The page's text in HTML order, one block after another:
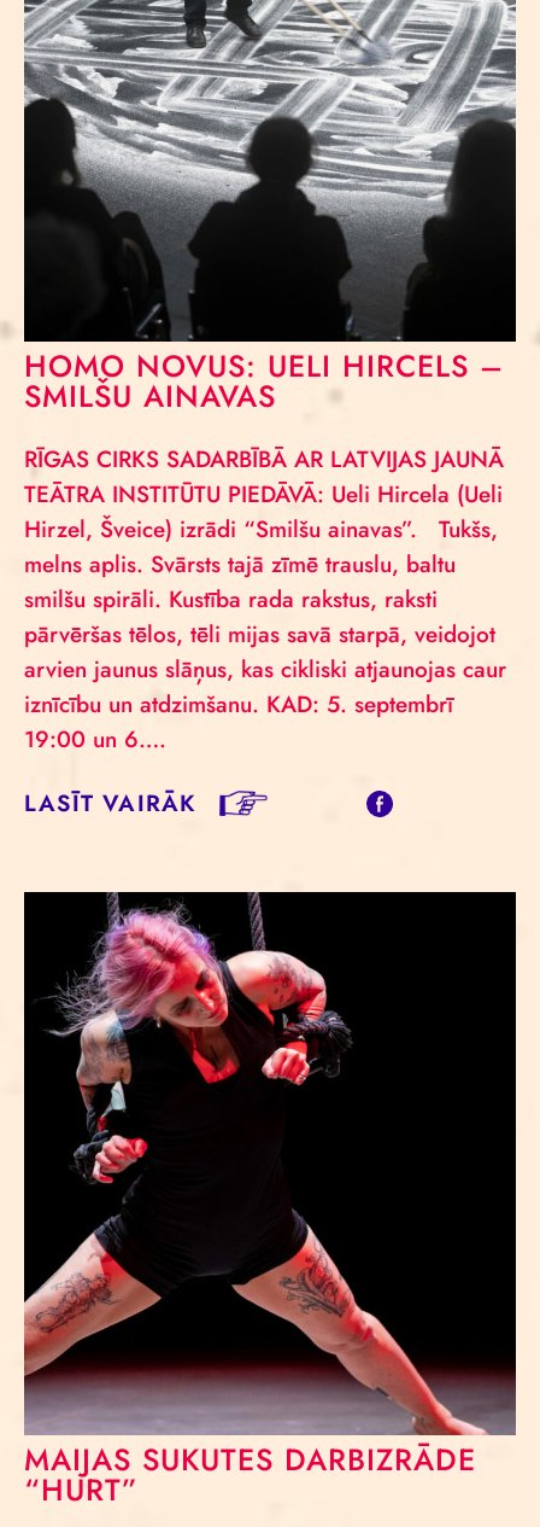
HOMO NOVUS: UELI HIRCELS –
SMILŠU AINAVAS
RĪGAS CIRKS SADARBĪBĀ AR LATVIJAS JAUNĀ
TEĀTRA INSTITŪTU PIEDĀVĀ: Ueli Hircela (Ueli
Hirzel, Šveice) izrādi “Smilšu ainavas”. Tukšs,
melns aplis. Svārsts tajā zīmē trauslu, baltu
smilšu spirāli. Kustība rada rakstus, raksti
pārvēršas tēlos, tēli mijas savā starpā, veidojot
arvien jaunus slāņus, kas cikliski atjaunojas caur
iznīcību un atdzimšanu. KAD: 5. septembrī
19:00 un 6….
LASĪT VAIRĀK
MAIJAS SUKUTES DARBIZRĀDE
“HURT”